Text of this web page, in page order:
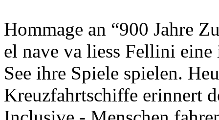
Hommage an “900 Jahre
el nave va liess Fellini
See ihre Spiele spielen.
Kreuzfahrtschiffe erinnert